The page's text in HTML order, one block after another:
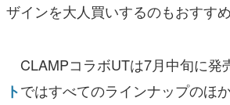
ザインを大人買いするのもおすすめ
CLAMPコラボUTは7月中旬に発
トではすべてのラインナップのほ